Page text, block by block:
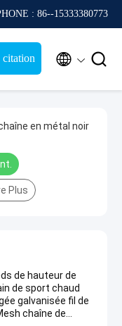
: 86--15333380773
citation  
en métal noir
Plus
de hauteur de
de sport chaud
galvanisée fil de
chaîne de